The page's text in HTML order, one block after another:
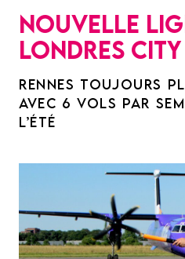
Nouvelle
Londres City
RENNES TOUJOURS
AVEC 6 VOLS PAR
L’ÉTÉ